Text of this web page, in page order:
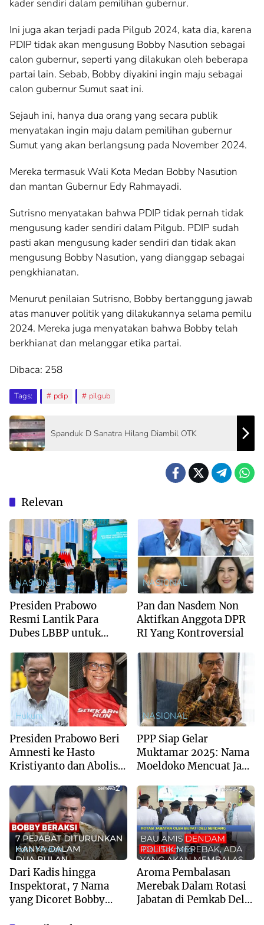
kader sendiri dalam pemilihan gubernur.
Ini juga akan terjadi pada Pilgub 2024, kata dia, karena
PDIP tidak akan mengusung Bobby Nasution sebagai
calon gubernur, seperti yang dilakukan oleh beberapa
partai lain. Sebab, Bobby diyakini ingin maju sebagai
calon gubernur Sumut saat ini.
Sejauh ini, hanya dua orang yang secara publik
menyatakan ingin maju dalam pemilihan gubernur
Sumut yang akan berlangsung pada November 2024.
Mereka termasuk Wali Kota Medan Bobby Nasution
dan mantan Gubernur Edy Rahmayadi.
Sutrisno menyatakan bahwa PDIP tidak pernah tidak
mengusung kader sendiri dalam Pilgub. PDIP sudah
pasti akan mengusung kader sendiri dan tidak akan
mengusung Bobby Nasution, yang dianggap sebagai
pengkhianatan.
Menurut penilaian Sutrisno, Bobby bertanggung jawab
atas manuver politik yang dilakukannya selama pemilu
2024. Mereka juga menyatakan bahwa Bobby telah
berkhianat dan melanggar etika partai.
Dibaca: 258
Tags: pdip pilgub
Spanduk D Sanatra Hilang Diambil OTK
Relevan
NASIONAL
Presiden Prabowo
Resmi Lantik Para
Dubes LBBP untuk
NASIONAL
Pan dan Nasdem Non
Aktifkan Anggota DPR
RI Yang Kontroversial
Hukum
Presiden Prabowo Beri
Amnesti ke Hasto
Kristiyanto dan Abolisi
NASIONAL
PPP Siap Gelar
Muktamar 2025: Nama
Moeldoko Mencuat Jadi
Kota Medan
Dari Kadis hingga
Inspektorat, 7 Nama
yang Dicoret Bobby
Deli Serdang
Aroma Pembalasan
Merebak Dalam Rotasi
Jabatan di Pemkab Deli